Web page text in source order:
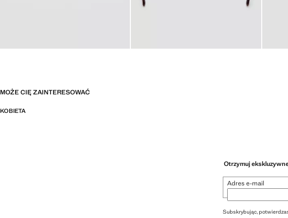
MOŻE CIĘ ZAINTERESOWAĆ
KOBIETA
Otrzymuj
Adres e-mail
Subskrybując,